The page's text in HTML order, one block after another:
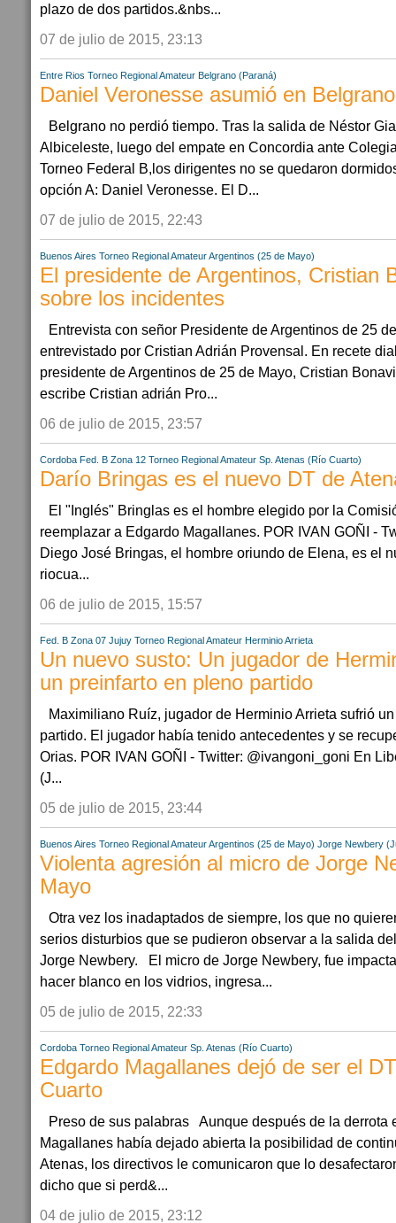
plazo de dos partidos.&nbs...
07 de julio de 2015, 23:13
Entre Rios Torneo Regional Amateur Belgrano (Paraná)
Daniel Veronesse asumió en
Belgrano no perdió tiempo. Tras la salida de Néstor
Albiceleste, luego del empate en Concordia ante
Torneo Federal B,los dirigentes no se quedaron
opción A: Daniel Veronesse. El D...
07 de julio de 2015, 22:43
Buenos Aires Torneo Regional AmateurArgentinos (25 de Mayo)
El presidente de Argentinos, Cristian
sobre los incidentes
Entrevista con señor Presidente de Argentinos de 25
entrevistado por Cristian Adrián Provensal. En recete
presidente de Argentinos de 25 de Mayo, Cristian
escribe Cristian adrián Pro...
06 de julio de 2015, 23:57
Cordoba Fed. B Zona 12 Torneo Regional Amateur Sp. Atenas (Río Cuarto)
Darío Bringas es el nuevo DT de
El "Inglés" Bringlas es el hombre elegido por la
reemplazar a Edgardo Magallanes. POR IVAN GOÑI -
Diego José Bringas, el hombre oriundo de Elena, es el
riocua...
06 de julio de 2015, 15:57
Fed. B Zona 07 Jujuy Torneo Regional Amateur Herminio Arrieta
Un nuevo susto: Un jugador de
un preinfarto en pleno partido
Maximiliano Ruíz, jugador de Herminio Arrieta sufrió
partido. El jugador había tenido antecedentes y se
Orias. POR IVAN GOÑI - Twitter: @ivangoni_goni En
(J...
05 de julio de 2015, 23:44
Buenos Aires Torneo Regional AmateurArgentinos (25 de Mayo) Jorge Newbery
Violenta agresión al micro de Jorge
Mayo
Otra vez los inadaptados de siempre, los que no
serios disturbios que se pudieron observar a la salida
Jorge Newbery. El micro de Jorge Newbery, fue
hacer blanco en los vidrios, ingresa...
05 de julio de 2015, 22:33
Cordoba Torneo Regional Amateur Sp. Atenas (Río Cuarto)
Edgardo Magallanes dejó de ser el
Cuarto
Preso de sus palabras Aunque después de la derrota
Magallanes había dejado abierta la posibilidad de
Atenas, los directivos le comunicaron que lo
dicho que si perd&...
04 de julio de 2015, 23:12